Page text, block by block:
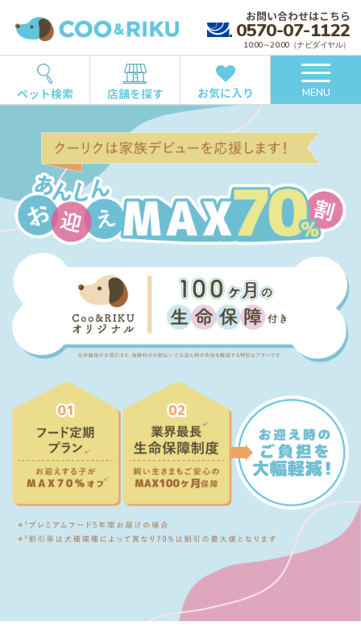
お問い合わせはこちら
0570-07-1122
10:00～20:00（ナビダイヤル）
ペット検索 店舗を探す お気に入り MENU